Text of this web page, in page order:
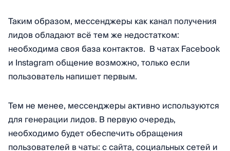
Таким образом, мессенджеры как канал получения
лидов обладают всё тем же недостатком:
необходима своя база контактов. В чатах Facebook
и Instagram общение возможно, только если
пользователь напишет первым.
Тем не менее, мессенджеры активно используются
для генерации лидов. В первую очередь,
необходимо будет обеспечить обращения
пользователей в чаты: с сайта, социальных сетей и